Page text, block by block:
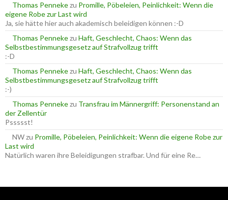
c
h
:
Thomas Pennekezu Promille, Pöbeleien, Peinlichkeit: Wenn die
eigene Robe zur Last wird
Ja, sie hätte hier auch akademisch beleidigen können :-D
Thomas Pennekezu Haft, Geschlecht, Chaos: Wenn das
Selbstbestimmungsgesetz auf Strafvollzug trifft
:-D
Thomas Pennekezu Haft, Geschlecht, Chaos: Wenn das
Selbstbestimmungsgesetz auf Strafvollzug trifft
:-)
Thomas Pennekezu Transfrau im Männergriff: Personenstand an
der Zellentür
Pssssst!
NWzu Promille, Pöbeleien, Peinlichkeit: Wenn die eigene Robe zur
Last wird
Natürlich waren ihre Beleidigungen strafbar. Und für eine Re…